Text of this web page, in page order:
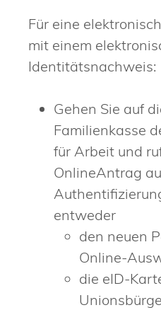
Für eine
mit einem
Identitätsnachweis:
Gehen Sie auf
Familienkasse
für Arbeit und
OnlineAntrag
entweder
den neuen
Online-
die eID-